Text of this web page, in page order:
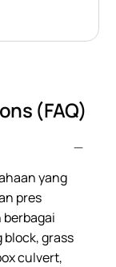
(FAQ)
yang
pres
grass
culvert,